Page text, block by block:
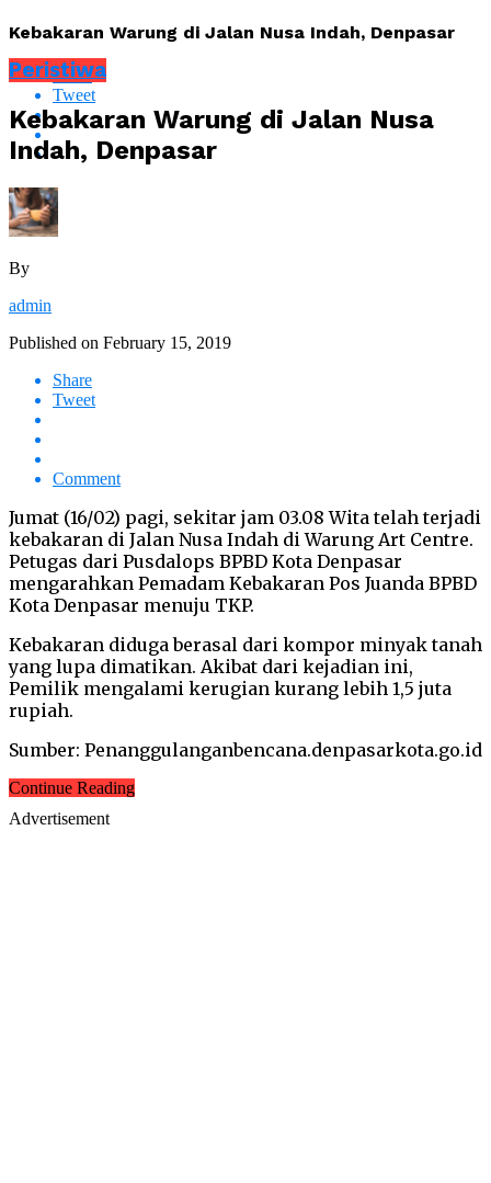
Kebakaran Warung di Jalan Nusa Indah, Denpasar
Share
Tweet
Peristiwa
Kebakaran Warung di Jalan Nusa
Indah, Denpasar
By
admin
Published on February 15, 2019
Share
Tweet
Comment
Jumat (16/02) pagi, sekitar jam 03.08 Wita telah terjadi
kebakaran di Jalan Nusa Indah di Warung Art Centre.
Petugas dari Pusdalops BPBD Kota Denpasar
mengarahkan Pemadam Kebakaran Pos Juanda BPBD
Kota Denpasar menuju TKP.
Kebakaran diduga berasal dari kompor minyak tanah
yang lupa dimatikan. Akibat dari kejadian ini,
Pemilik mengalami kerugian kurang lebih 1,5 juta
rupiah.
Sumber: Penanggulanganbencana.denpasarkota.go.id
Continue Reading
Advertisement